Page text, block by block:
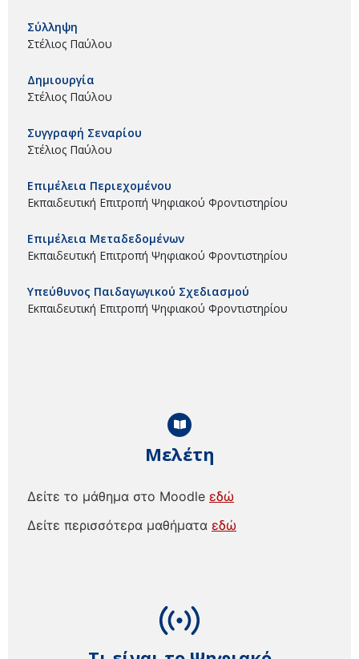
Μελέτη
Δείτε το μάθημα στο Moodle εδώ
Δείτε περισσότερα μαθήματα εδώ
Σύλληψη
Στέλιος Παύλου
Δημιουργία
Στέλιος Παύλου
Συγγραφή Σεναρίου
Στέλιος Παύλου
Επιμέλεια Περιεχομένου
Εκπαιδευτική Επιτροπή Ψηφιακού Φροντιστηρίου
Επιμέλεια Μεταδεδομένων
Εκπαιδευτική Επιτροπή Ψηφιακού Φροντιστηρίου
Υπεύθυνος Παιδαγωγικού Σχεδιασμού
Εκπαιδευτική Επιτροπή Ψηφιακού Φροντιστηρίου